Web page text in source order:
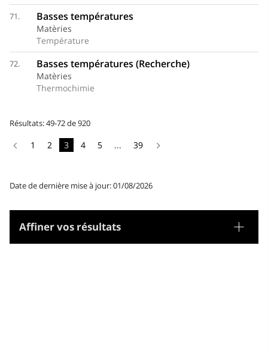
Affiner vos résultats
Tesaurus
71. Basses températures
Matèries
Température
72. Basses températures (Recherche)
Matèries
Thermochimie
Résultats: 49-72 de 920
1 2 3 4 5 ... 39
Date de dernière mise à jour: 01/08/2026